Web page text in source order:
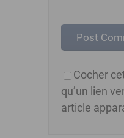
Cocher
qu’un lien
article